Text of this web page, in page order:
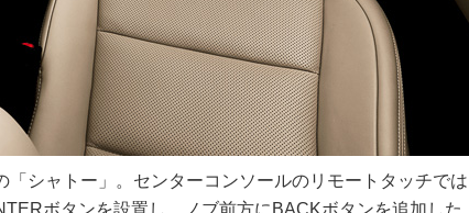
「シャトー」。センターコンソールのリモートタッチで
ボタンを設置し、ノブ前方にBACKボタンを追加した